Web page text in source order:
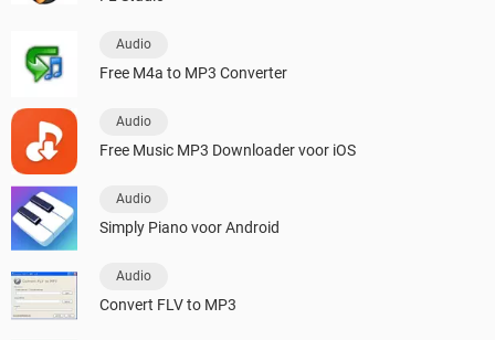
Audio
Free M4a to MP3 Converter
Audio
Free Music MP3 Downloader voor iOS
Audio
Simply Piano voor Android
Audio
Convert FLV to MP3